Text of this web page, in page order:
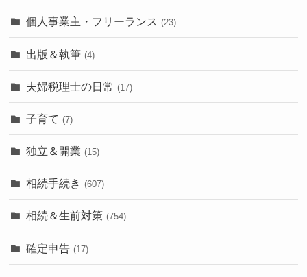
個人事業主・フリーランス (23)
出版＆執筆 (4)
夫婦税理士の日常 (17)
子育て (7)
独立＆開業 (15)
相続手続き (607)
相続＆生前対策 (754)
確定申告 (17)